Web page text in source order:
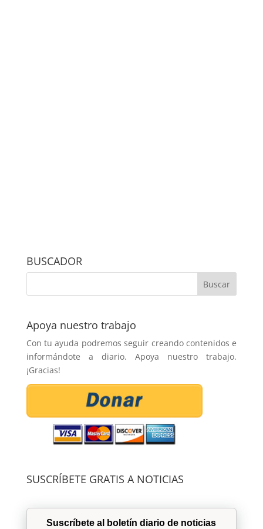
BUSCADOR
Apoya nuestro trabajo
Con tu ayuda podremos seguir creando contenidos e
informándote a diario. Apoya nuestro trabajo.
¡Gracias!
SUSCRÍBETE GRATIS A NOTICIAS
Suscríbete al boletín diario de noticias